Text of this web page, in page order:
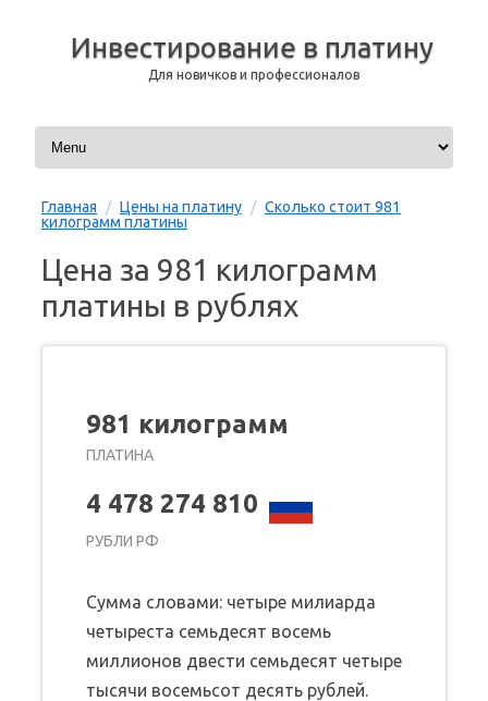
Инвестирование в платину
Для новичков и профессионалов
Перейти к содержимому
Главная / Цены на платину / Сколько стоит 981
килограмм платины
Цена за 981 килограмм
платины в рублях
981 килограмм
ПЛАТИНА
4 478 274 810
РУБЛИ РФ
Сумма словами: четыре милиарда
четыреста семьдесят восемь
миллионов двести семьдесят четыре
тысячи восемьсот десять рублей.